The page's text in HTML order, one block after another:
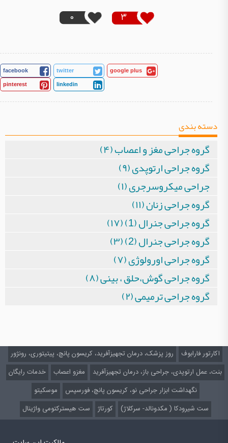
3
0
facebook twitter google plus
pinterest linkedin
دسته بندی
گروه جراحی مغز و اعصاب (۴)
گروه جراحی ارتوپدی (۹)
جراحی میکروسرجری (۱)
گروه جراحی زنان (۱۱)
گروه جراحی جنرال (1) (۱۷)
گروه جراحی جنرال (2) (۳)
گروه جراحی اورولوژی (۷)
گروه جراحی گوش،حلق ، بینی (۸)
گروه جراحی ترمیمی (۲)
اکارتور فارابوف
روز پزشک، درمان تجهیزآفرید، کریسون پانچ، پیتیتوری، رونژور
بنت، عمل ارتوپدی، جراحی باز، درمان تجهیزآفرید
مغزو اعصاب
خدمات رایگان
نگهداشت ابزار جراحی نو، کریسون پانچ، فورسپس
موسکیتو
ست شیرودکا ( مکدونالد- سرکلاژ)
کورتاژ ست هیسترکتومی واژینال